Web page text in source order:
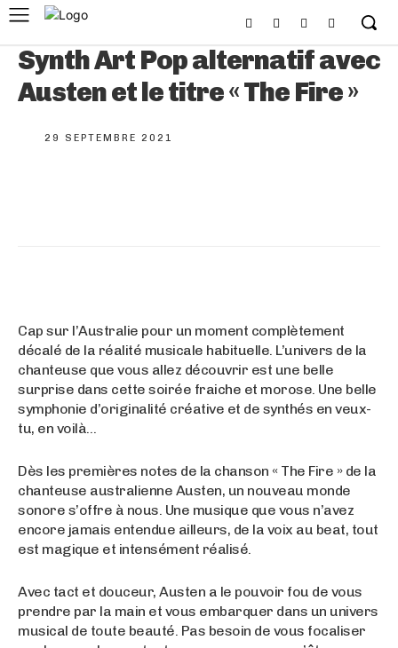
Synth Art Pop alternatif avec
Austen et le titre « The Fire »
29 SEPTEMBRE 2021
Cap sur l’Australie pour un moment complètement
décalé de la réalité musicale habituelle. L’univers de la
chanteuse que vous allez découvrir est une belle
surprise dans cette soirée fraiche et morose. Une belle
symphonie d’originalité créative et de synthés en veux-
tu, en voilà…
Dès les premières notes de la chanson « The Fire » de la
chanteuse australienne Austen, un nouveau monde
sonore s’offre à nous. Une musique que vous n’avez
encore jamais entendue ailleurs, de la voix au beat, tout
est magique et intensément réalisé.
Avec tact et douceur, Austen a le pouvoir fou de vous
prendre par la main et vous embarquer dans un univers
musical de toute beauté. Pas besoin de vous focaliser